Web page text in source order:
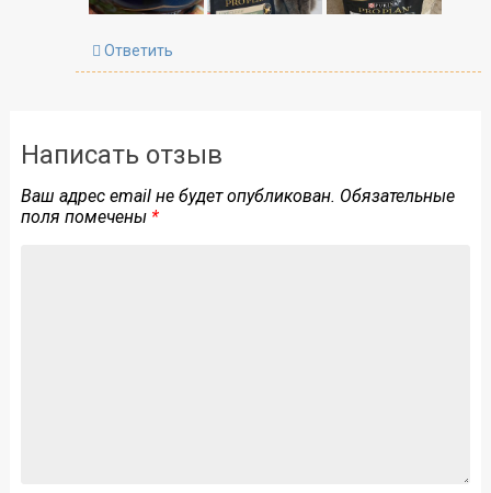
Ответить
Написать отзыв
Ваш адрес email не будет опубликован. Обязательные
поля помечены *